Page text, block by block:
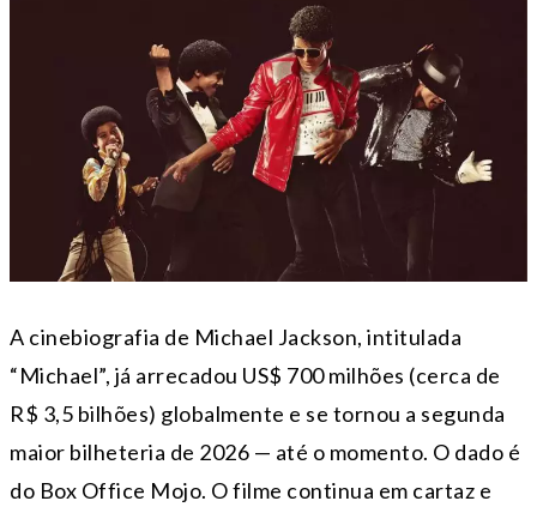
A cinebiografia de Michael Jackson, intitulada
“Michael”, já arrecadou US$ 700 milhões (cerca de
R$ 3,5 bilhões) globalmente e se tornou a segunda
maior bilheteria de 2026 — até o momento. O dado é
do Box Office Mojo. O filme continua em cartaz e